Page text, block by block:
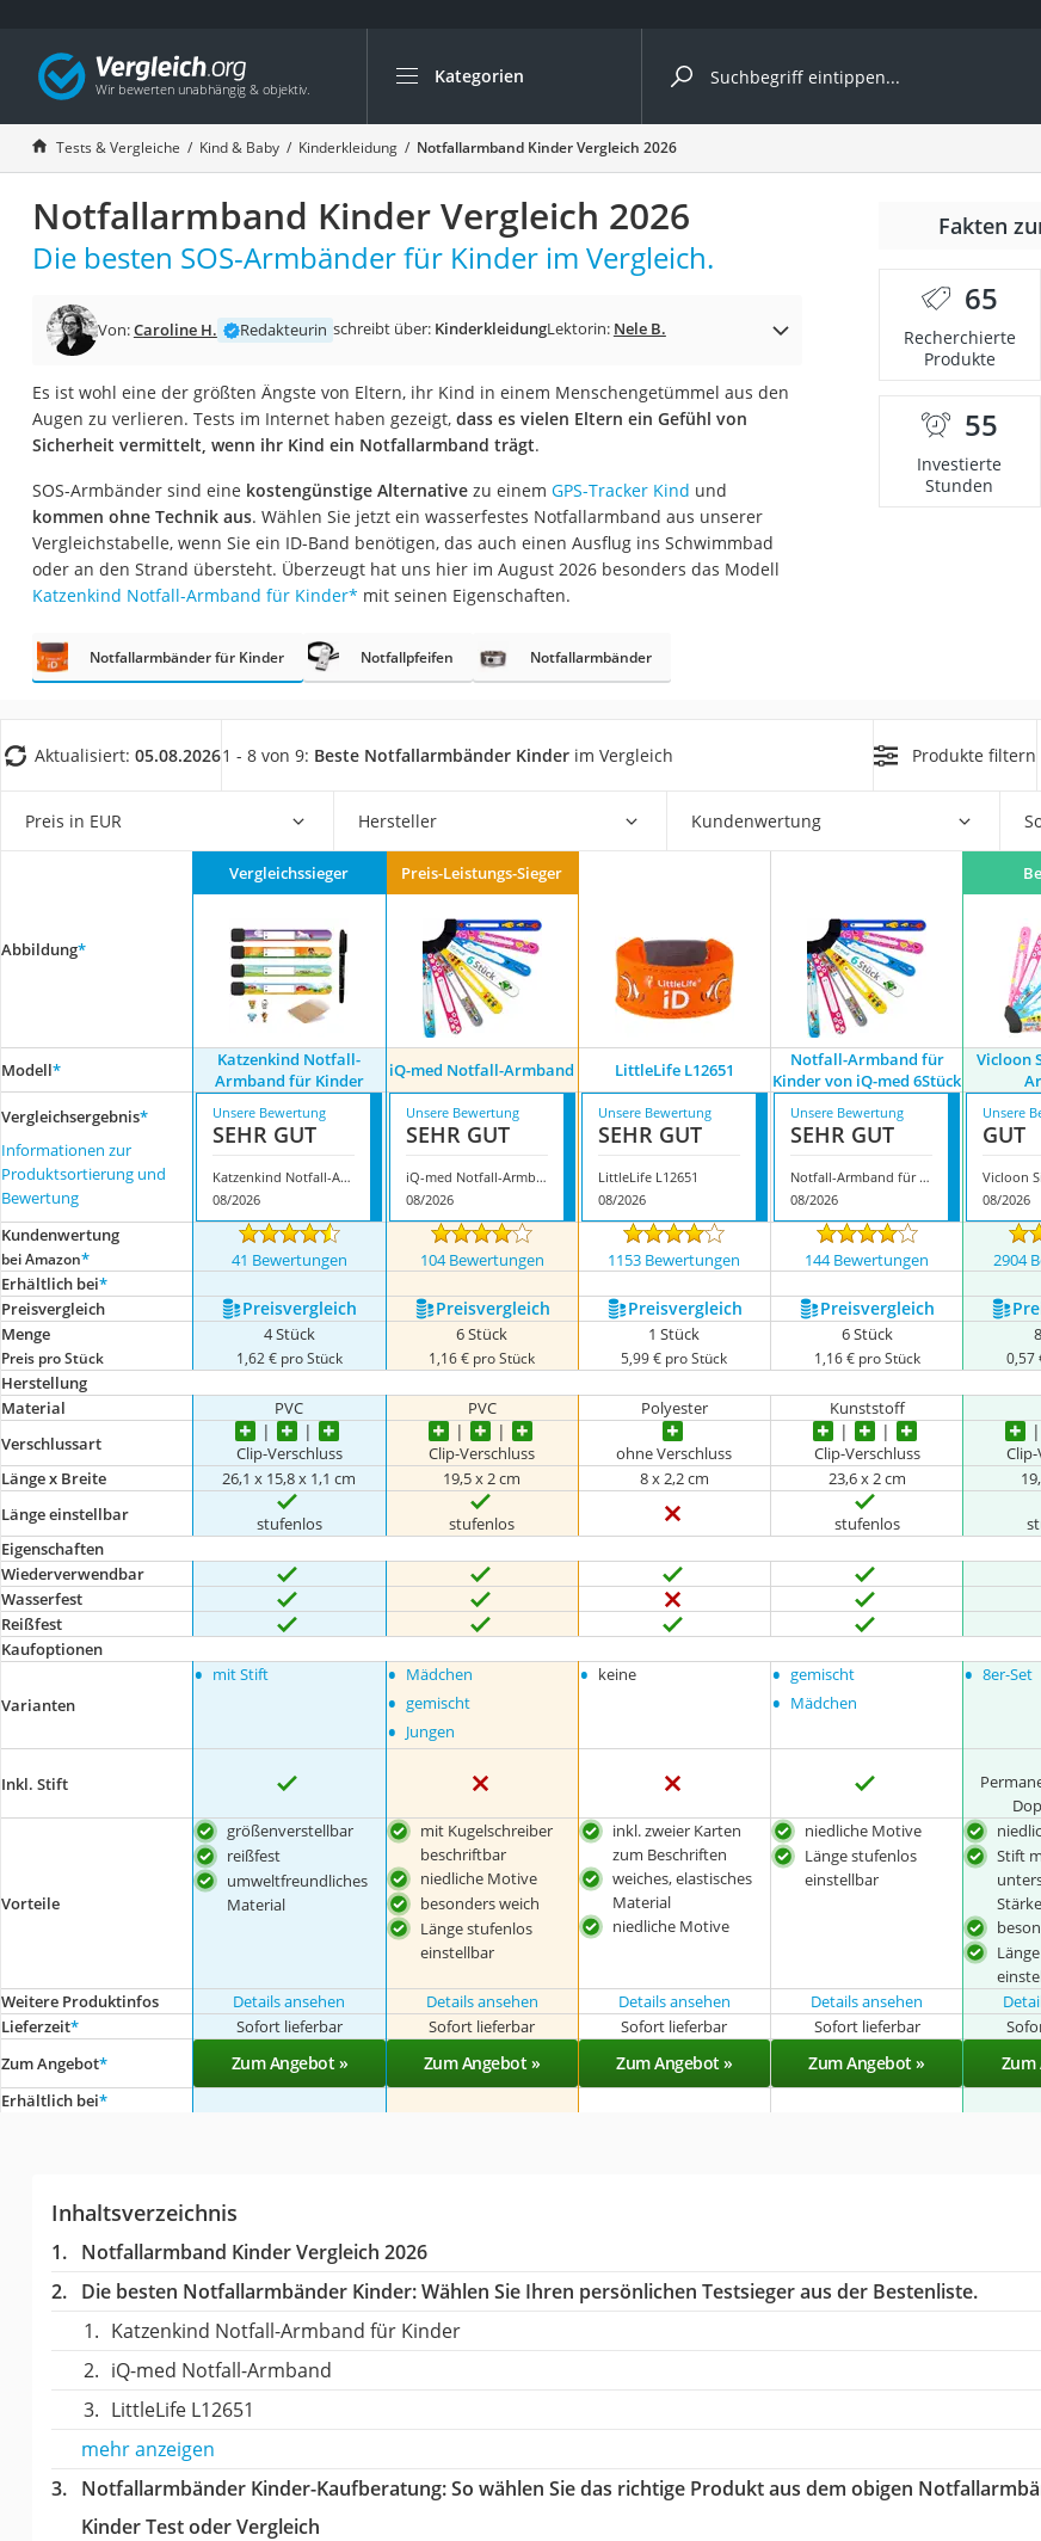
Kategorien
Die beliebtesten Vergleiche nach Kategorie
Kind & Baby
Babyphone mit 2 Kameras
Walkie-Talkie Kinder
Kindermatratzen
Rollschuhe für Kinder
Laufrad
Kinderschubkarre
Kinderuhr
Babyphone
Treppenschutzgitter
Kinderroller 3 Räder
Kindersitz 15–36 kg
Barfußschuhe Kinder
Kinder-Mikroskop
Ferngesteuerter Hubschrauber
Service
Tests & Vergleiche Kind & Baby Kinderkleidung Notfallarmband Kinder Vergleich 2026
Notfallarmband Kinder Vergleich 2026
Die besten SOS-Armbänder für Kinder im Vergleich.
Von:Caroline H. Redakteurin schreibt über: KinderkleidungLektorin: Nele B.
Es ist wohl eine der größten Ängste von Eltern, ihr Kind in einem Menschengetümmel aus den
Augen zu verlieren. Tests im Internet haben gezeigt, dass es vielen Eltern ein Gefühl von
Sicherheit vermittelt, wenn ihr Kind ein Notfallarmband trägt.
SOS-Armbänder sind eine kostengünstige Alternativezu einem GPS-Tracker Kind und
kommen ohne Technik aus. Wählen Sie jetzt ein wasserfestes Notfallarmband aus unserer
Vergleichstabelle, wenn Sie ein ID-Band benötigen, das auch einen Ausflug ins Schwimmbad
oder an den Strand übersteht. Überzeugt hat uns hier im August 2026 besonders das Modell
Katzenkind Notfall-Armband für Kinder* mit seinen Eigenschaften.
Fakten
65
Recherchierte
Produkte
55
Investierte
Stunden
Notfallarmbänder für Kinder Notfallpfeifen Notfallarmbänder
Aktualisiert: 05.08.20261 - 8 von 9: Beste Notfallarmbänder Kinder im Vergleich Produkte filtern
Preis in EUR Hersteller Kundenwertung
Abbildung*
Vergleichssieger Preis-Leistungs-Sieger
Modell*
Katzenkind Notfall-
Armband für Kinder
iQ-med Notfall-Armband LittleLife L12651
Notfall-Armband für
Kinder von iQ-med 6Stück
Vicloon
Vergleichsergebnis*
Informationen zur
Produktsortierung und
Bewertung
Unsere Bewertung
SEHR GUT
Katzenkind Notfall-Armband für Kinder
08/2026
Unsere Bewertung
SEHR GUT
iQ-med Notfall-Armband
08/2026
Unsere Bewertung
SEHR GUT
LittleLife L12651
08/2026
Unsere Bewertung
SEHR GUT
Notfall-Armband für Kinder von iQ-med 6Stück
08/2026
Unsere
GUT
08/2026
Kundenwertung
bei Amazon* 41 Bewertungen 104 Bewertungen 1153 Bewertungen 144 Bewertungen 2904
Erhältlich bei*
Preis­vergleich
Preis­vergleich Preis­vergleich Preis­vergleich Preis­vergleich
Menge
Preis pro Stück
4 Stück
1,62 € pro Stück
6 Stück
1,16 € pro Stück
1 Stück
5,99 € pro Stück
6 Stück
1,16 € pro Stück 0,57
Herstellung
Material
PVC PVC Polyester Kunststoff
Verschlussart
Clip-Verschluss Clip-Verschluss ohne Verschluss Clip-Verschluss
Länge x Breite 26,1 x 15,8 x 1,1 cm 19,5 x 2 cm 8 x 2,2 cm 23,6 x 2 cm
Länge einstellbar
stufenlos stufenlos stufenlos
Eigenschaften
Wiederverwendbar
Wasserfest
Reißfest
Kaufoptionen
Varianten
• mit Stift • Mädchen
• gemischt
• Jungen
• keine • gemischt
• Mädchen
• 8er-Set
Inkl. Stift
Vorteile
größenverstellbar
reißfest
umweltfreundliches
Material
mit Kugelschreiber
beschriftbar
niedliche Motive
besonders weich
Länge stufenlos
einstellbar
inkl. zweier Karten
zum Beschriften
weiches, elastisches
Material
niedliche Motive
niedliche Motive
Länge stufenlos
einstellbar
Stift
Weitere Produktinfos Details ansehen Details ansehen Details ansehen Details ansehen
Lieferzeit* Sofort lieferbar Sofort lieferbar Sofort lieferbar Sofort lieferbar
Zum Angebot* Zum Angebot » Zum Angebot » Zum Angebot » Zum Angebot » Zum
Erhältlich bei*
Inhaltsverzeichnis
Notfallarmband Kinder Vergleich 2026
Die besten Notfallarmbänder Kinder:Wählen Sie Ihren persönlichen Testsieger aus der Bestenliste.
Katzenkind Notfall-Armband für Kinder
iQ-med Notfall-Armband
LittleLife L12651
mehr anzeigen
Notfallarmbänder Kinder-Kaufberatung: So wählen Sie das richtige Produkt aus dem obigen
Kinder Test oder Vergleich